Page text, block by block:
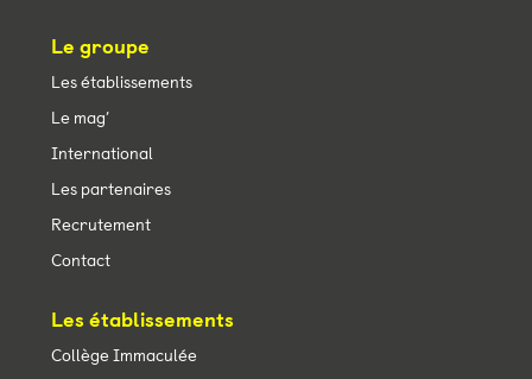
Le groupe
Les établissements
Le mag’
International
Les partenaires
Recrutement
Contact
Les établissements
Collège Immaculée